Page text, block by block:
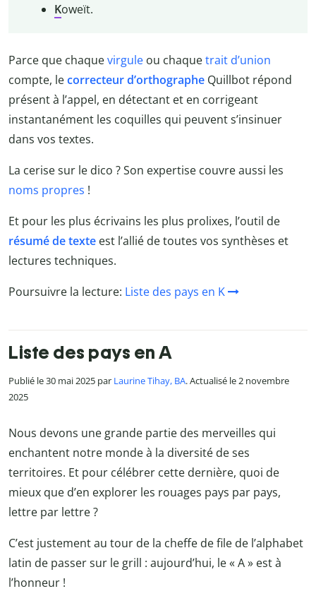
Koweït.
Parce que chaquevirgule ou chaquetrait d’union
compte, lecorrecteur d’orthographe Quillbot répond
présent à l’appel, en détectant et en corrigeant
instantanément les coquilles qui peuvent s’insinuer
dans vos textes.
La cerise sur le dico ? Son expertise couvre aussi les
noms propres !
Et pour les plus écrivains les plus prolixes, l’outil de
résumé de texte est l’allié de toutes vos synthèses et
lectures techniques.
Poursuivre la lecture: Liste des pays en K
Liste des pays en A
Publié le 30 mai 2025 par Laurine Tihay, BA. Actualisé le 2 novembre
2025
Nous devons une grande partie des merveilles qui
enchantent notre monde à la diversité de ses
territoires. Et pour célébrer cette dernière, quoi de
mieux que d’en explorer les rouages pays par pays,
lettre par lettre ?
C’est justement au tour de la cheffe de file de l’alphabet
latin de passer sur le grill : aujourd’hui, le « A » est à
l’honneur !